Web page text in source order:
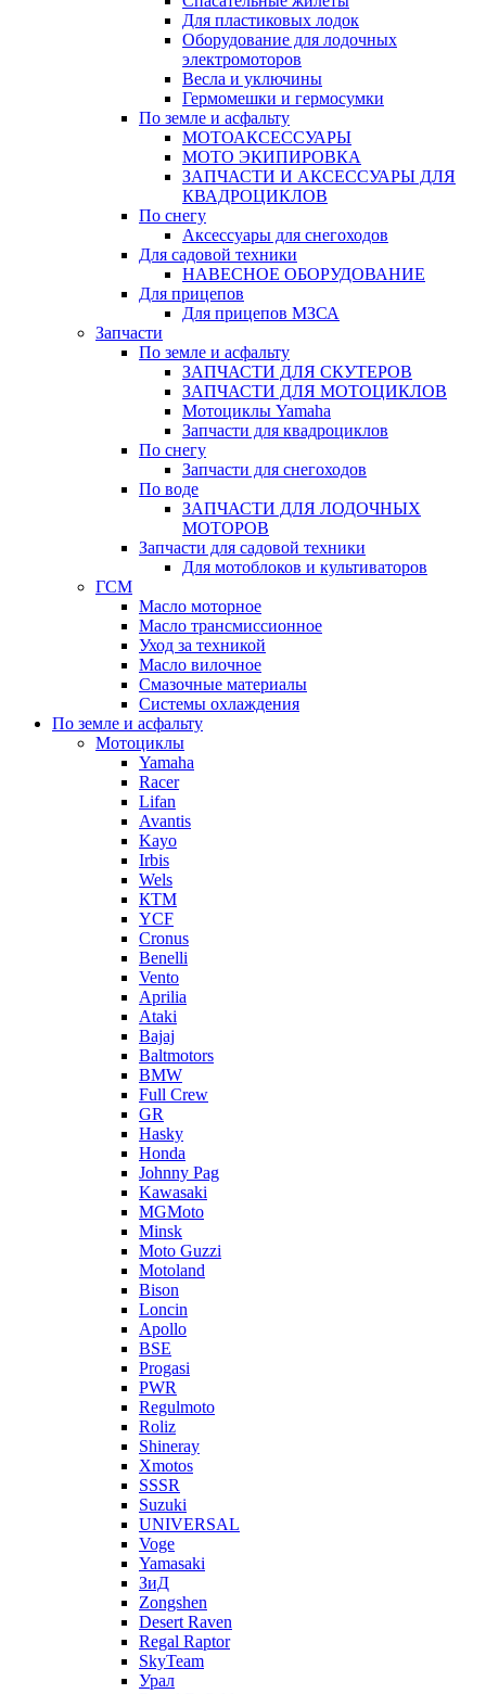
Для пластиковых лодок
Оборудование для лодочных
электромоторов
Весла и уключины
Гермомешки и гермосумки
По земле и асфальту
МОТОАКСЕССУАРЫ
МОТО ЭКИПИРОВКА
ЗАПЧАСТИ И АКСЕССУАРЫ ДЛЯ
КВАДРОЦИКЛОВ
По снегу
Аксессуары для снегоходов
Для садовой техники
НАВЕСНОЕ ОБОРУДОВАНИЕ
Для прицепов
Для прицепов МЗСА
Запчасти
По земле и асфальту
ЗАПЧАСТИ ДЛЯ СКУТЕРОВ
ЗАПЧАСТИ ДЛЯ МОТОЦИКЛОВ
Мотоциклы Yamaha
Запчасти для квадроциклов
По снегу
Запчасти для снегоходов
По воде
ЗАПЧАСТИ ДЛЯ ЛОДОЧНЫХ
МОТОРОВ
Запчасти для садовой техники
Для мотоблоков и культиваторов
ГСМ
Масло моторное
Масло трансмиссионное
Уход за техникой
Масло вилочное
Смазочные материалы
Системы охлаждения
По земле и асфальту
Мотоциклы
Yamaha
Racer
Lifan
Avantis
Kayo
Irbis
Wels
КТМ
YCF
Cronus
Benelli
Vento
Aprilia
Ataki
Bajaj
Baltmotors
BMW
Full Crew
GR
Hasky
Honda
Johnny Pag
Kawasaki
MGMoto
Minsk
Moto Guzzi
Motoland
Bison
Loncin
Apollo
BSE
Progasi
PWR
Regulmoto
Roliz
Shineray
Xmotos
SSSR
Suzuki
UNIVERSAL
Voge
Yamasaki
ЗиД
Zongshen
Desert Raven
Regal Raptor
SkyTeam
Урал